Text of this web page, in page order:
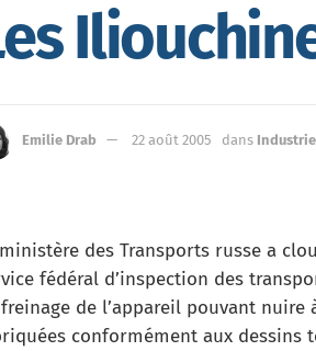
Emilie Drab 22 août 2005 dans
des Transports russe a
fédéral d’inspection des
de l’appareil pouvant nuire
conformément aux dessins